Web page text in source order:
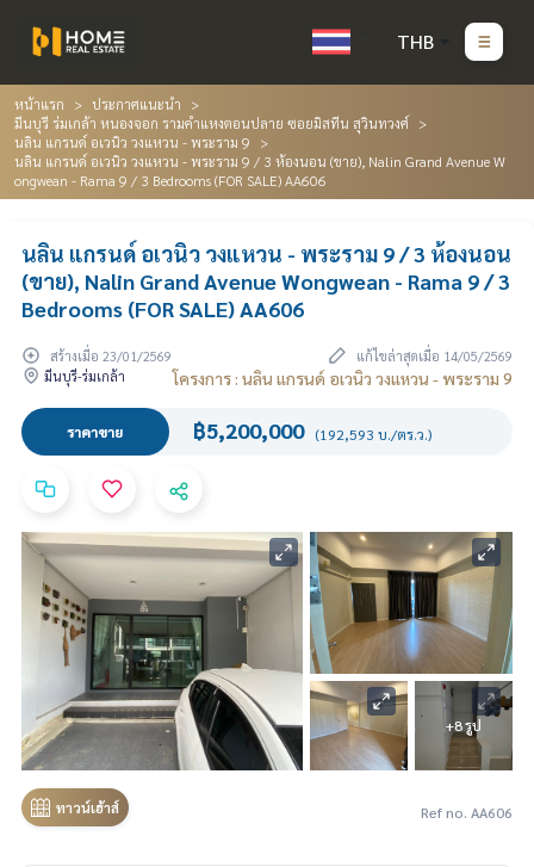
THB
หน้าแรก
ประกาศแนะนำ
มีนบุรี ร่มเกล้า หนองจอก รามคำแหงตอนปลาย ซอยมิสทีน สุวินทวงศ์
นลิน แกรนด์ อเวนิว วงแหวน - พระราม 9
นลิน แกรนด์ อเวนิว วงแหวน - พระราม 9 / 3 ห้องนอน (ขาย), Nalin Grand Avenue W
ongwean - Rama 9 / 3 Bedrooms (FOR SALE) AA606
นลิน แกรนด์ อเวนิว วงแหวน - พระราม 9 / 3 ห้องนอน
(ขาย), Nalin Grand Avenue Wongwean - Rama 9 / 3
Bedrooms (FOR SALE) AA606
สร้างเมื่อ 23/01/2569
แก้ไขล่าสุดเมื่อ 14/05/2569
มีนบุรี-ร่มเกล้า
โครงการ : นลิน แกรนด์ อเวนิว วงแหวน - พระราม 9
ราคาขาย ฿5,200,000 (192,593 บ./ตร.ว.)
+8 รูป
ทาวน์เฮ้าส์ Ref no. AA606